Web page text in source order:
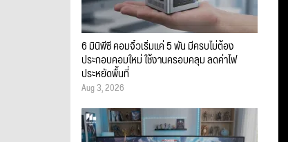
6 มินิพีซี คอมจิ๋วเริ่มแค่ 5 พัน มีครบไม่ต้อง
ประกอบคอมใหม่ ใช้งานครอบคลุม ลดค่าไฟ
ประหยัดพื้นที่
Aug 3, 2026